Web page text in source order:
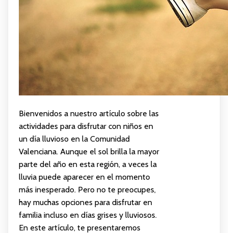
Bienvenidos a nuestro artículo sobre las
actividades para disfrutar con niños en
un día lluvioso en la Comunidad
Valenciana. Aunque el sol brilla la mayor
parte del año en esta región, a veces la
lluvia puede aparecer en el momento
más inesperado. Pero no te preocupes,
hay muchas opciones para disfrutar en
familia incluso en días grises y lluviosos.
En este artículo, te presentaremos